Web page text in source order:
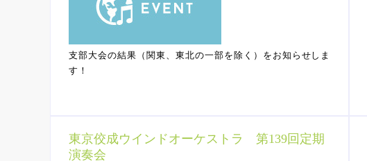
支部大会の結果（関東、東北の一部を除く）をお知らせしま
す！
東京佼成ウインドオーケストラ 第139回定期
演奏会